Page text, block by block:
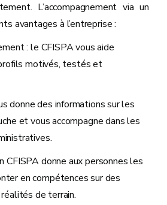
L’accompagnement via un
avantages à l’entreprise :
: le CFISPA vous aide
motivés, testés et
donne des informations sur les
et vous accompagne dans les
CFISPA donne aux personnes les
en compétences sur des
de terrain.